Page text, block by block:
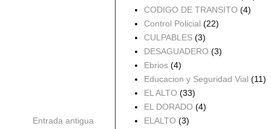
Entrada antigua
CODIGO DE TRANSITO (4)
Control Policial (22)
CULPABLES (3)
DESAGUADERO (3)
Ebrios (4)
Educacion y Seguridad Vial (11)
EL ALTO (33)
EL DORADO (4)
ELALTO (3)